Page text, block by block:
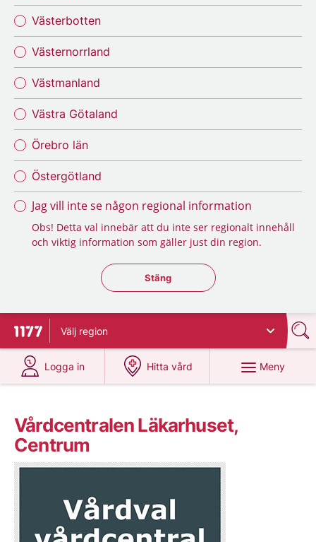
Västerbotten
Västernorrland
Västmanland
Västra Götaland
Örebro län
Östergötland
Jag vill inte se någon regional information
Obs! Detta val innebär att du inte ser regionalt innehåll
och viktig information som gäller just din region.
Stäng regionsväljaren
Stäng
Till startsidan för 1177
Välj region
Logga in
på 1177.se
Hitta vård
på 1177.se
Meny
Vårdcentralen Läkarhuset,
Centrum